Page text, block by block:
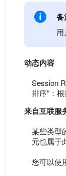
备
动态内容
Session
排序”：
来自互联服
某些类型
元也属于
您可以使